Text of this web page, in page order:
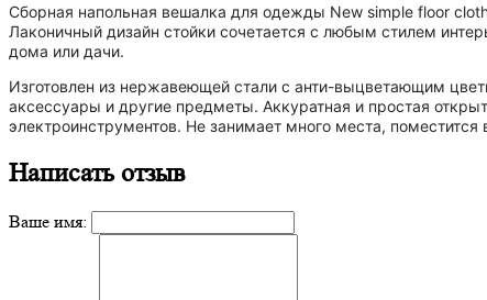
Сборная напольная вешалка для одежды New simple floor
Лаконичный дизайн стойки сочетается с любым стилем
дома или дачи.
Изготовлен из нержавеющей стали с анти-выцветающим
аксессуары и другие предметы. Аккуратная и простая
электроинструментов. Не занимает много места,
Написать отзыв
Ваше имя: